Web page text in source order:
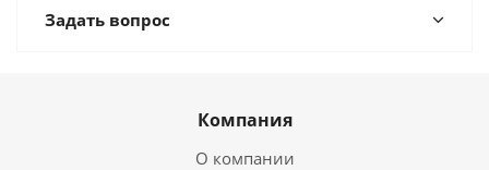
Задать вопрос
Компания
О компании